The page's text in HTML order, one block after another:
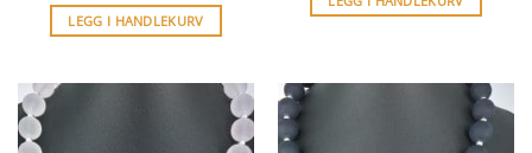
LEGG I HANDLEKURV